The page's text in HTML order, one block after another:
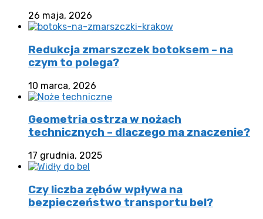
26 maja, 2026
Redukcja zmarszczek botoksem – na
czym to polega?
10 marca, 2026
Geometria ostrza w nożach
technicznych – dlaczego ma znaczenie?
17 grudnia, 2025
Czy liczba zębów wpływa na
bezpieczeństwo transportu bel?